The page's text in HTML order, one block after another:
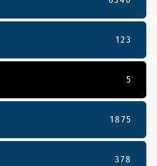
123
5
1875
378